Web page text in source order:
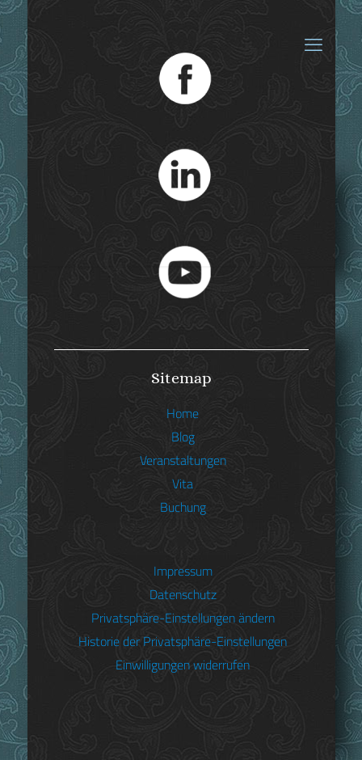
Max I. Joseph und
die Frauen
Christian Sepp
»Max I. Joseph und die Frauen« –
Sitemap
Home
Blog
Veranstaltungen
Vita
Buchung
Impressum
Datenschutz
Privatsphäre-Einstellungen ändern
Historie der Privatsphäre-Einstellungen
Einwilligungen widerrufen